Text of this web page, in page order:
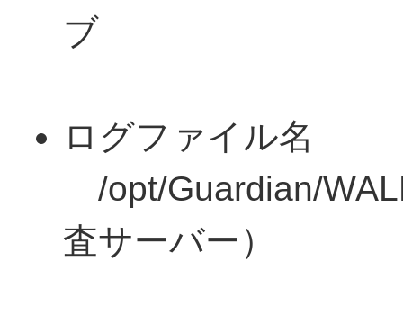
ブ
ログファイル名
/opt/Guardian/
査サーバー）